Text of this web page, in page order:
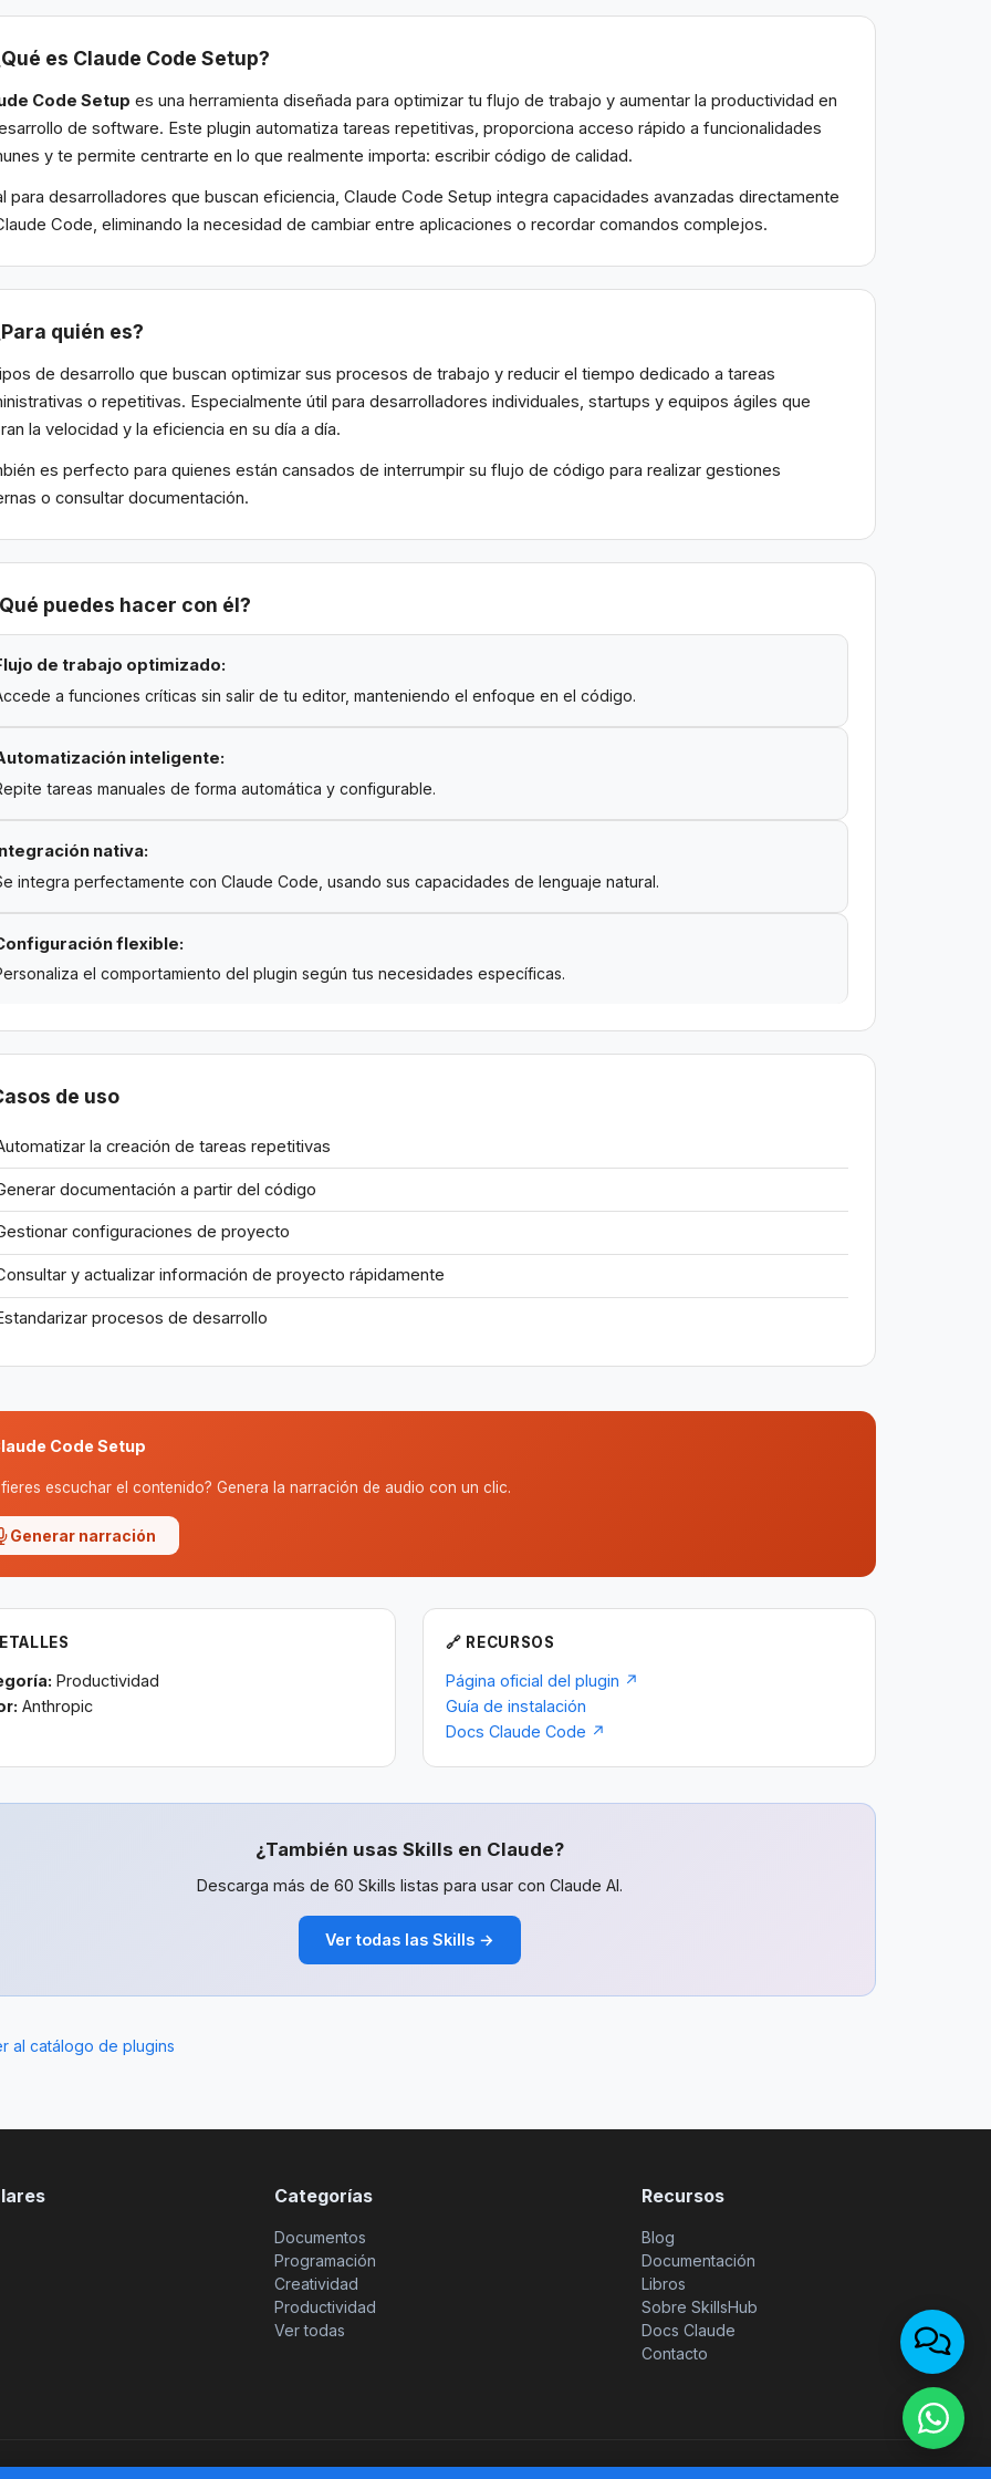
es Claude Code Setup?
Code Setup es una herramienta diseñada para optimizar tu flujo de trabajo y aumentar la productividad en
de software. Este plugin automatiza tareas repetitivas, proporciona acceso rápido a funcionalidades
y te permite centrarte en lo que realmente importa: escribir código de calidad.
para desarrolladores que buscan eficiencia, Claude Code Setup integra capacidades avanzadas directamente
Code, eliminando la necesidad de cambiar entre aplicaciones o recordar comandos complejos.
quién es?
de desarrollo que buscan optimizar sus procesos de trabajo y reducir el tiempo dedicado a tareas
o repetitivas. Especialmente útil para desarrolladores individuales, startups y equipos ágiles que
la velocidad y la eficiencia en su día a día.
es perfecto para quienes están cansados de interrumpir su flujo de código para realizar gestiones
o consultar documentación.
puedes hacer con él?
de trabajo optimizado:
a funciones críticas sin salir de tu editor, manteniendo el enfoque en el código.
inteligente:
tareas manuales de forma automática y configurable.
nativa:
integra perfectamente con Claude Code, usando sus capacidades de lenguaje natural.
flexible:
el comportamiento del plugin según tus necesidades específicas.
de uso
la creación de tareas repetitivas
documentación a partir del código
configuraciones de proyecto
y actualizar información de proyecto rápidamente
procesos de desarrollo
Code Setup
escuchar el contenido? Genera la narración de audio con un clic.
Generar narración
Productividad
Anthropic
🔗 RECURSOS
Página oficial del plugin ↗
Guía de instalación
Docs Claude Code ↗
¿También usas Skills en Claude?
Descarga más de 60 Skills listas para usar con Claude AI.
Ver todas las Skills →
al catálogo de plugins
Categorías
Documentos
Programación
Creatividad
Productividad
Ver todas
Recursos
Blog
Documentación
Libros
Sobre SkillsHub
Docs Claude
Contacto